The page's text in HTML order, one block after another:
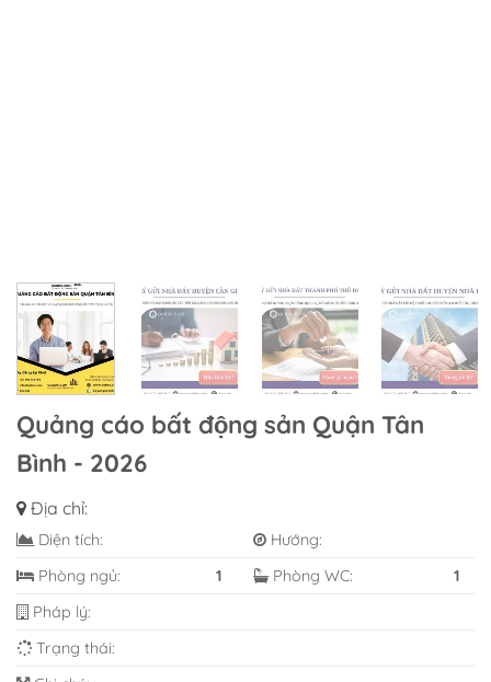
Quảng cáo bất động sản Quận Tân
Bình - 2026
Địa chỉ:
Diện tích:
Hướng:
Phòng ngủ:
1 Phòng WC:
1
Pháp lý:
Trạng thái: